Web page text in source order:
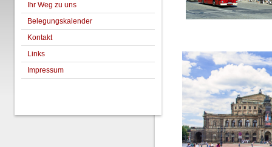
Ihr Weg zu uns
Belegungskalender
Kontakt
Links
Impressum